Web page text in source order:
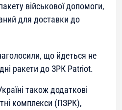
військової допомоги,
для доставки до
що йдеться не
ракети до ЗРК Patriot.
також додаткові
комплекси (ПЗРК),